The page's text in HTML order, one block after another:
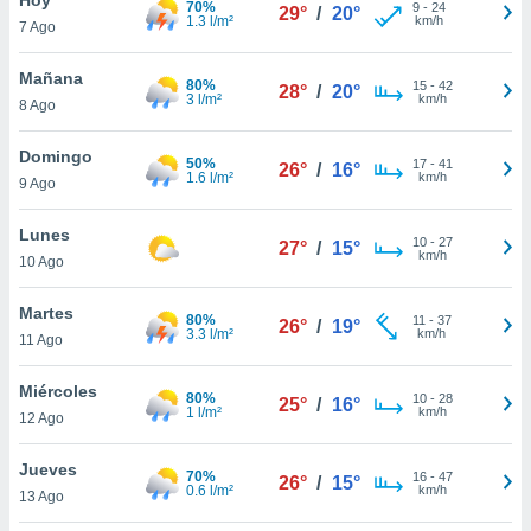
en
más
nuestra
de
cookies
aceptar
7 Ago
70%
1.3 l/m²
29° / 20° 9- 24
km/h
Mañana
8 Ago
80%
3 l/m²
28° / 20° 15- 42
km/h
Domingo
9 Ago
50%
1.6 l/m²
26° / 16° 17- 41
km/h
Lunes
10 Ago
27° / 15° 10- 27
km/h
Martes
11 Ago
80%
3.3 l/m²
26° / 19° 11 - 37
km/h
Miércoles
12 Ago
80%
1 l/m²
25° / 16° 10- 28
km/h
Jueves
13 Ago
70%
0.6 l/m²
26° / 15° 16- 47
km/h